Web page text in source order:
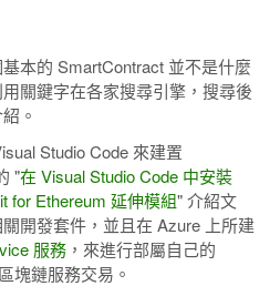
本的 SmartContract 並不是什麼
關鍵字在各家搜尋引擎，搜尋後
。
Studio Code 來建置
"在 Visual Studio Code 中安裝
for Ethereum 延伸模組" 介紹文
開發套件，並且在 Azure 上所建
服務，來進行部屬自己的
塊鏈服務交易。